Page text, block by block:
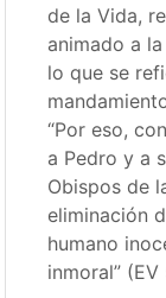
de la Vida,
animado a
lo que se
“Por eso,
a Pedro y a
Obispos de
eliminación
humano
inmoral” (EV